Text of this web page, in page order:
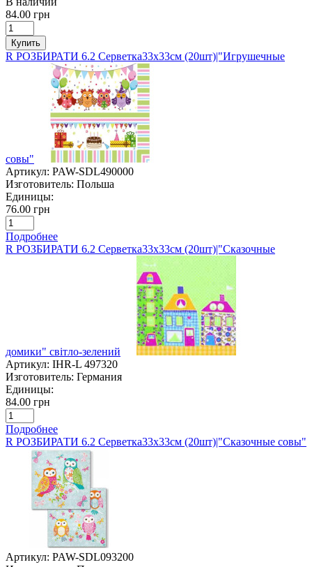
84.00 грн
Купить
R РОЗБИРАТИ 6.2 Серветка33х33см (20шт)|"Игрушечные
совы"
Артикул: PAW-SDL490000
Изготовитель: Польша
Единицы:
76.00 грн
Подробнее
R РОЗБИРАТИ 6.2 Серветка33х33см (20шт)|"Сказочные
домики" світло-зелений
Артикул: IHR-L 497320
Изготовитель: Германия
Единицы:
84.00 грн
Подробнее
R РОЗБИРАТИ 6.2 Серветка33х33см (20шт)|"Сказочные совы"
Артикул: PAW-SDL093200